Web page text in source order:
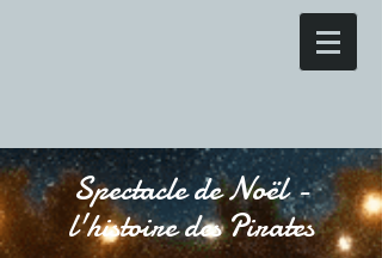
Spectacle de Noël -
l'histoire des Pirates